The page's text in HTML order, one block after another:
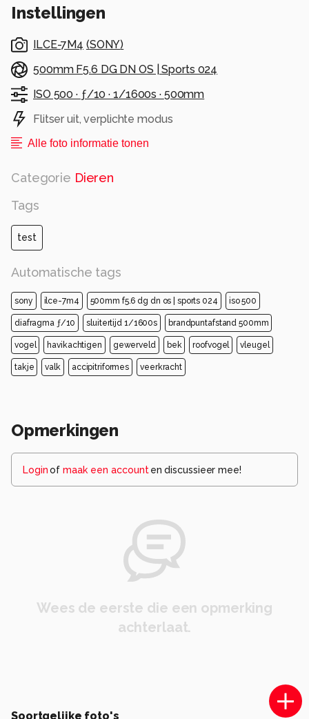
Instellingen
ILCE-7M4 (SONY)
500mm F5.6 DG DN OS | Sports 024
ISO 500 · ƒ/10 · 1/1600s · 500mm
Flitser uit, verplichte modus
Alle foto informatie tonen
Categorie Dieren
Tags
test
Automatische tags
sony ilce-7m4 500mm f5.6 dg dn os | sports 024 iso 500
diafragma ƒ/10 sluitertijd 1/1600s brandpuntafstand 500mm
vogel havikachtigen gewerveld bek roofvogel vleugel
takje valk accipitriformes veerkracht
Opmerkingen
Loginof maak een account en discussieer mee!
Wees de eerste die een opmerking
achterlaat.
Soortgelijke foto's